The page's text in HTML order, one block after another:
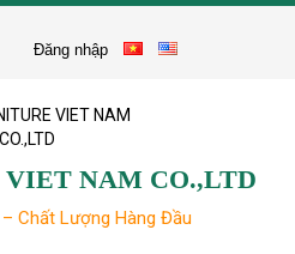
Đăng nhập
NAM CO.,LTD
Chất Lượng Hàng Đầu